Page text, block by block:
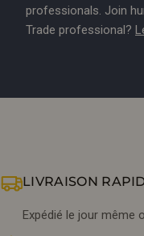
professionals. Join
Trade professional?
LIVRAISON
Expédié le jour même